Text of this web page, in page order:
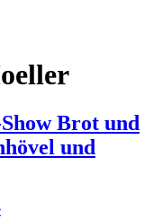
Brot und
und